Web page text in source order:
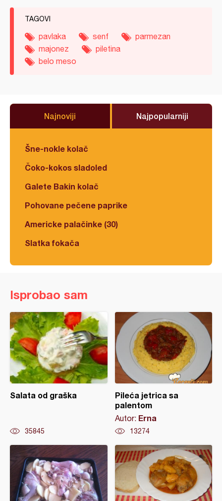
TAGOVI
pavlaka senf
parmezan
majonez
piletina
belo meso
Najnoviji Najpopularniji
Šne-nokle kolač
Čoko-kokos sladoled
Galete Bakin kolač
Pohovane pečene paprike
Americke palačinke (30)
Slatka fokača
Isprobao sam
Salata od graška
35845
Pileća jetrica sa
palentom
Autor: Erna
13274